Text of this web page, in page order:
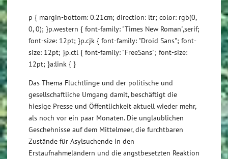
p { margin-bottom: 0.21cm; direction: ltr; color: rgb(0,
0, 0); }p.western { font-family: "Times New Roman",serif;
font-size: 12pt; }p.cjk { font-family: "Droid Sans"; font-
size: 12pt; }p.ctl { font-family: "FreeSans"; font-size:
12pt; }a:link { }
Das Thema Flüchtlinge und der politische und
gesellschaftliche Umgang damit, beschäftigt die
hiesige Presse und Öffentlichkeit aktuell wieder mehr,
als noch vor ein paar Monaten. Die unglaublichen
Geschehnisse auf dem Mittelmeer, die furchtbaren
Zustände für Asylsuchende in den
Erstaufnahmeländern und die angstbesetzten Reaktion